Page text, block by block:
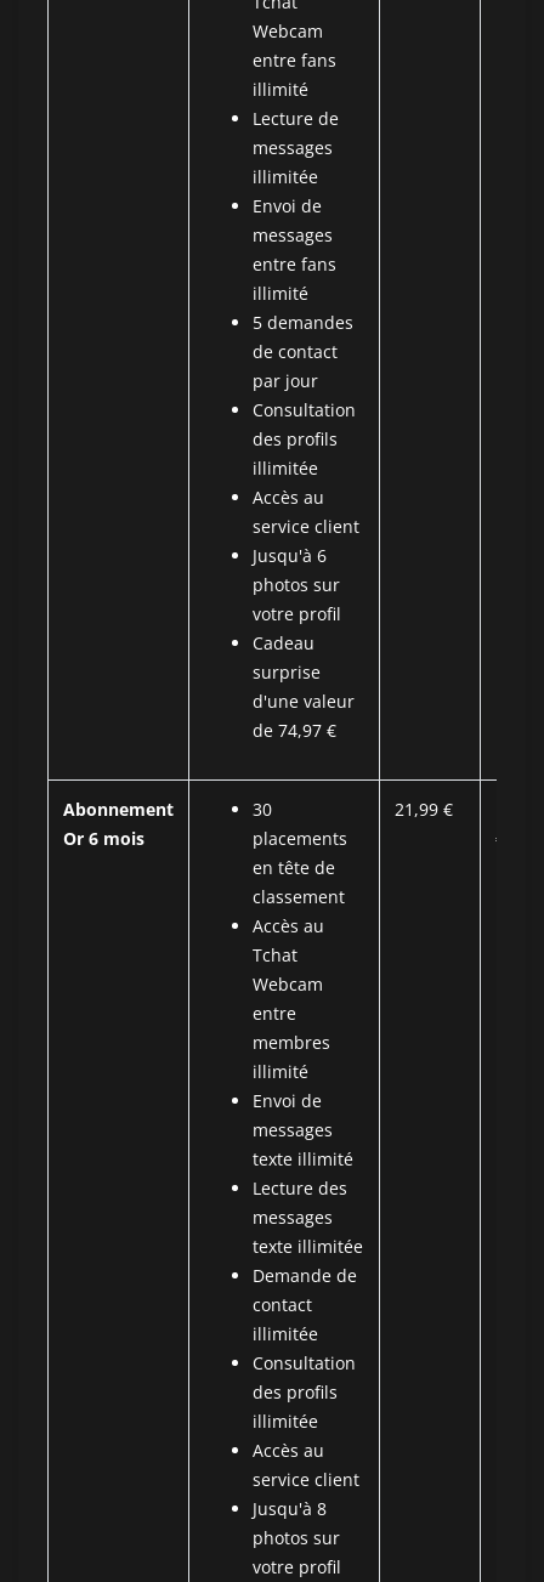
Webcam
entre fans
illimité
Lecture de
messages
illimitée
Envoi de
messages
entre fans
illimité
5 demandes
de contact
par jour
Consultation
des profils
illimitée
Accès au
service client
Jusqu'à 6
photos sur
votre profil
Cadeau
surprise
d'une valeur
de 74,97 €
Abonnement
Or 6 mois
30
placements
en tête de
classement
Accès au
Tchat
Webcam
entre
membres
illimité
Envoi de
messages
texte illimité
Lecture des
messages
texte illimitée
Demande de
contact
illimitée
Consultation
des profils
illimitée
Accès au
service client
Jusqu'à 8
photos sur
votre profil
21,99 €
€